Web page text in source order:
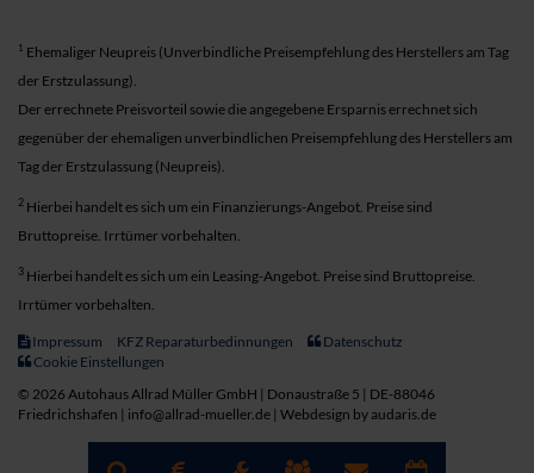
1 Ehemaliger Neupreis (Unverbindliche Preisempfehlung des Herstellers am Tag
der Erstzulassung).
Der errechnete Preisvorteil sowie die angegebene Ersparnis errechnet sich
gegenüber der ehemaligen unverbindlichen Preisempfehlung des Herstellers am
Tag der Erstzulassung (Neupreis).
2 Hierbei handelt es sich um ein Finanzierungs-Angebot. Preise sind
Bruttopreise. Irrtümer vorbehalten.
3 Hierbei handelt es sich um ein Leasing-Angebot. Preise sind Bruttopreise.
Irrtümer vorbehalten.
Impressum KFZ Reparaturbedinnungen
Datenschutz
Cookie Einstellungen
© 2026 Autohaus Allrad Müller GmbH | Donaustraße 5 | DE-88046
Friedrichshafen | info@allrad-mueller.de | Webdesign by audaris.de